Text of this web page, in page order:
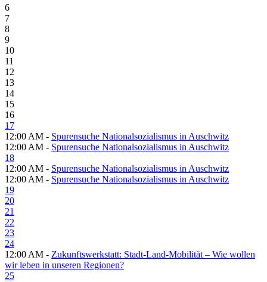
6
7
8
9
10
11
12
13
14
15
16
17
12:00 AM - Spurensuche Nationalsozialismus in Auschwitz
12:00 AM - Spurensuche Nationalsozialismus in Auschwitz
18
12:00 AM - Spurensuche Nationalsozialismus in Auschwitz
12:00 AM - Spurensuche Nationalsozialismus in Auschwitz
19
20
21
22
23
24
12:00 AM - Zukunftswerkstatt: Stadt-Land-Mobilität – Wie wollen
wir leben in unseren Regionen?
25